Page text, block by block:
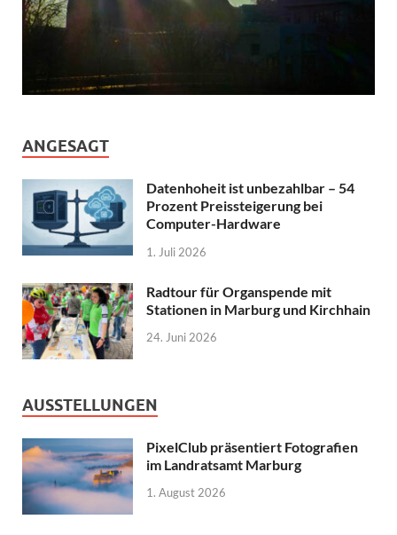
ANGESAGT
Datenhoheit ist unbezahlbar – 54
Prozent Preissteigerung bei
Computer-Hardware
1. Juli 2026
Radtour für Organspende mit
Stationen in Marburg und Kirchhain
24. Juni 2026
AUSSTELLUNGEN
PixelClub präsentiert Fotografien
im Landratsamt Marburg
1. August 2026